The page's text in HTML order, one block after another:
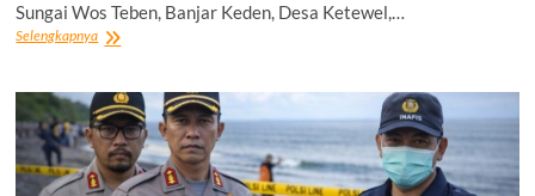
Sungai Wos Teben, Banjar Keden, Desa Ketewel,…
SelengkapnyaPolisi
Potongan
Tubuh
di
Gianyar,
Tato